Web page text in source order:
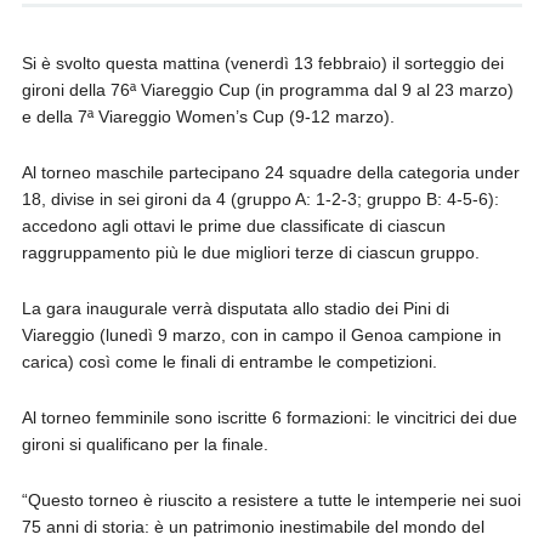
Si è svolto questa mattina (venerdì 13 febbraio) il sorteggio dei
gironi della 76ª Viareggio Cup (in programma dal 9 al 23 marzo)
e della 7ª Viareggio Women’s Cup (9-12 marzo).
Al torneo maschile partecipano 24 squadre della categoria under
18, divise in sei gironi da 4 (gruppo A: 1-2-3; gruppo B: 4-5-6):
accedono agli ottavi le prime due classificate di ciascun
raggruppamento più le due migliori terze di ciascun gruppo.
La gara inaugurale verrà disputata allo stadio dei Pini di
Viareggio (lunedì 9 marzo, con in campo il Genoa campione in
carica) così come le finali di entrambe le competizioni.
Al torneo femminile sono iscritte 6 formazioni: le vincitrici dei due
gironi si qualificano per la finale.
“Questo torneo è riuscito a resistere a tutte le intemperie nei suoi
75 anni di storia: è un patrimonio inestimabile del mondo del